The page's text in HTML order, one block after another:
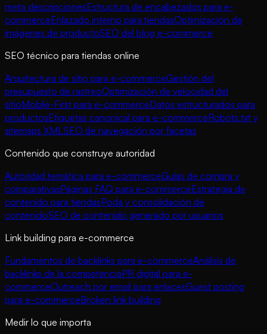
meta descripcionesEstructura de encabezados para e-
commerceEnlazado interno para tiendasOptimización de
imágenes de productoSEO del blog e-commerce
SEO técnico para tiendas online
Arquitectura de sitio para e-commerceGestión del
presupuesto de rastreoOptimización de velocidad del
sitioMobile-First para e-commerceDatos estructurados para
productosEtiquetas canonical para e-commerceRobots.txt y
sitemaps XMLSEO de navegación por facetas
Contenido que construye autoridad
Autoridad temática para e-commerceGuías de compra y
comparativasPáginas FAQ para e-commerceEstrategia de
contenido para tiendasPoda y consolidación de
contenidoSEO de contenido generado por usuarios
Link building para e-commerce
Fundamentos de backlinks para e-commerceAnálisis de
backlinks de la competenciaPR digital para e-
commerceOutreach por email para enlacesGuest posting
para e-commerceBroken link building
Medir lo que importa